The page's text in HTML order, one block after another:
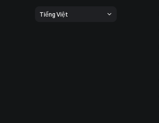
Tiếng Việt